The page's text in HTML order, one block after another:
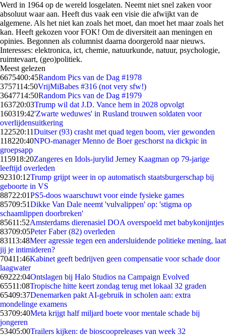
Werd in 1964 op de wereld losgelaten. Neemt niet snel zaken voor
absoluut waar aan. Heeft dus vaak een visie die afwijkt van de
algemene. Als het niet kan zoals het moet, dan moet het maar zoals het
kan. Heeft gekozen voor FOK! Om de diversiteit aan meningen en
opinies. Begonnen als columnist daarna doorgerold naar nieuws.
Interesses: elektronica, ict, chemie, natuurkunde, natuur, psychologie,
ruimtevaart, (geo)politiek.
Meest gelezen
6675400:45Random Pics van de Dag #1978
3757114:50VrijMiBabes #316 (not very sfw!)
3647714:50Random Pics van de Dag #1979
163720:03Trump wil dat J.D. Vance hem in 2028 opvolgt
160319:42'Zwarte weduwes' in Rusland trouwen soldaten voor
overlijdensuitkering
122520:11Duitser (93) crasht met quad tegen boom, vier gewonden
118220:40NPO-manager Menno de Boer geschorst na dickpic in
groepsapp
115918:20Zangeres en Idols-jurylid Jerney Kaagman op 79-jarige
leeftijd overleden
92310:12Trump grijpt weer in op automatisch staatsburgerschap bij
geboorte in VS
88722:01PS5-doos waarschuwt voor einde fysieke games
85709:51Dikke Van Dale neemt 'vulvalippen' op: 'stigma op
schaamlippen doorbreken'
85611:52Amsterdams dierenasiel DOA overspoeld met babykonijntjes
83709:05Peter Faber (82) overleden
83113:48Meer agressie tegen een andersluidende politieke mening, laat
jij je intimideren?
70411:46Kabinet geeft bedrijven geen compensatie voor schade door
laagwater
69222:04Ontslagen bij Halo Studios na Campaign Evolved
65511:08Tropische hitte keert zondag terug met lokaal 32 graden
65409:37Denemarken pakt AI-gebruik in scholen aan: extra
mondelinge examens
53709:40Meta krijgt half miljard boete voor mentale schade bij
jongeren
53405:00Trailers kijken: de bioscoopreleases van week 32